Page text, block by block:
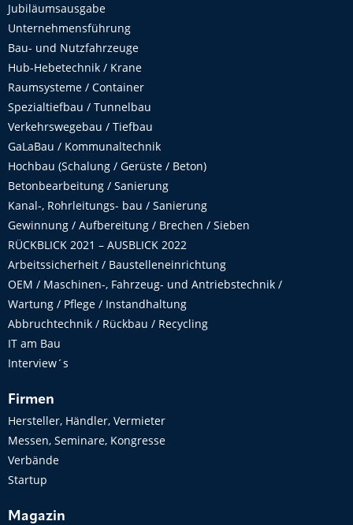
Jubiläumsausgabe
Unternehmensführung
Bau- und Nutzfahrzeuge
Hub-Hebetechnik / Krane
Raumsysteme / Container
Spezialtiefbau / Tunnelbau
Verkehrswegebau / Tiefbau
GaLaBau / Kommunaltechnik
Hochbau (Schalung / Gerüste / Beton)
Betonbearbeitung / Sanierung
Kanal-, Rohrleitungs- bau / Sanierung
Gewinnung / Aufbereitung / Brechen / Sieben
RÜCKBLICK 2021 – AUSBLICK 2022
Arbeitssicherheit / Baustelleneinrichtung
OEM / Maschinen-, Fahrzeug- und Antriebstechnik /
Wartung / Pflege / Instandhaltung
Abbruchtechnik / Rückbau / Recycling
IT am Bau
Interview´s
Firmen
Hersteller, Händler, Vermieter
Messen, Seminare, Kongresse
Verbände
Startup
Magazin